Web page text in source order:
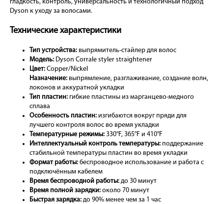
гладкость, контроль, универсальность и технологичный подход
Dyson к уходу за волосами.
Технические характеристики
Тип устройства: выпрямитель-стайлер для волос
Модель: Dyson Corrale styler straightener
Цвет: Copper/Nickel
Назначение: выпрямление, разглаживание, создание волн,
локонов и аккуратной укладки
Тип пластин: гибкие пластины из марганцево-медного
сплава
Особенность пластин: изгибаются вокруг пряди для
лучшего контроля волос во время укладки
Температурные режимы: 330°F, 365°F и 410°F
Интеллектуальный контроль температуры: поддержание
стабильной температуры пластин во время укладки
Формат работы: беспроводное использование и работа с
подключённым кабелем
Время беспроводной работы: до 30 минут
Время полной зарядки: около 70 минут
Быстрая зарядка: до 90% менее чем за 1 час